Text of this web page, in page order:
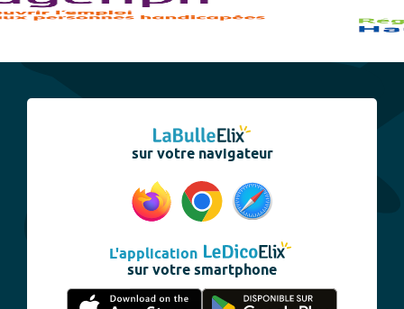
sur votre navigateur
L'application
sur votre smartphone